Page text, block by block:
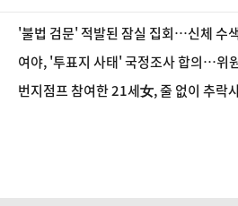
'불법 검문' 적발된 잠실 집회…신체 수
여야, '투표지 사태' 국정조사 합의…위
번지점프 참여한 21세女, 줄 없이 추락